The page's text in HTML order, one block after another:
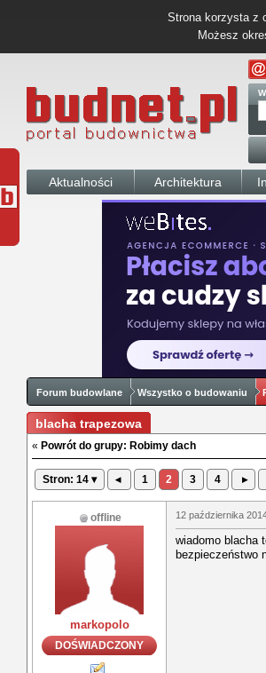
Strona korzysta z
Możesz
Aktualności Architektura
Forum budowlane Wszystko o budowaniu
blacha trapezowa
« Powrót do grupy: Robimy dach
Stron: 14 ▾ ◂ 1 2 3 4 ▸
offline
markopolo
DOŚWIADCZONY
12 października
wiadomo blacha
bezpieczeństwo